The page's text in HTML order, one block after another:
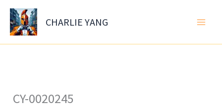
Skip
content
CHARLIE YANG
CY-0020245